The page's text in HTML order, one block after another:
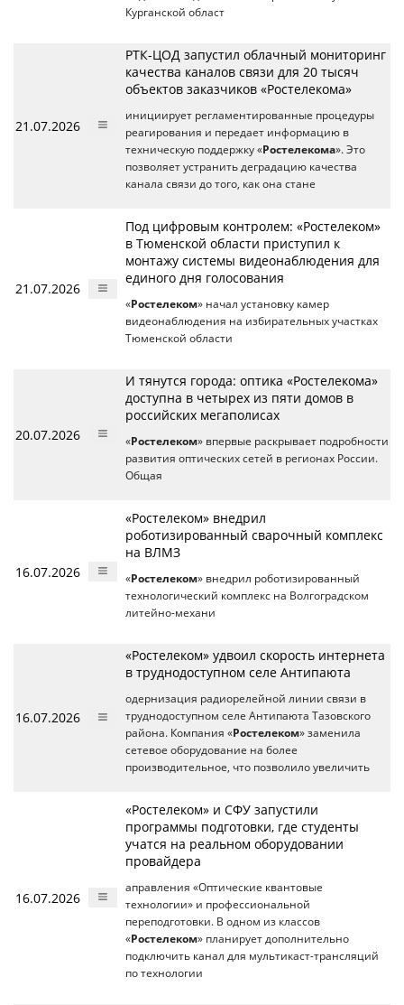
Курганской област
21.07.2026
РТК-ЦОД запустил облачный мониторинг
качества каналов связи для 20 тысяч
объектов заказчиков «Ростелекома»
инициирует регламентированные процедуры
реагирования и передает информацию в
техническую поддержку «Ростелекома». Это
позволяет устранить деградацию качества
канала связи до того, как она стане
21.07.2026
Под цифровым контролем: «Ростелеком»
в Тюменской области приступил к
монтажу системы видеонаблюдения для
единого дня голосования
«Ростелеком» начал установку камер
видеонаблюдения на избирательных участках
Тюменской области
20.07.2026
И тянутся города: оптика «Ростелекома»
доступна в четырех из пяти домов в
российских мегаполисах
«Ростелеком» впервые раскрывает подробности
развития оптических сетей в регионах России.
Общая
16.07.2026
«Ростелеком» внедрил
роботизированный сварочный комплекс
на ВЛМЗ
«Ростелеком» внедрил роботизированный
технологический комплекс на Волгоградском
литейно-механи
16.07.2026
«Ростелеком» удвоил скорость интернета
в труднодоступном селе Антипаюта
одернизация радиорелейной линии связи в
труднодоступном селе Антипаюта Тазовского
района. Компания «Ростелеком» заменила
сетевое оборудование на более
производительное, что позволило увеличить
16.07.2026
«Ростелеком» и СФУ запустили
программы подготовки, где студенты
учатся на реальном оборудовании
провайдера
аправления «Оптические квантовые
технологии» и профессиональной
переподготовки. В одном из классов
«Ростелеком» планирует дополнительно
подключить канал для мультикаст-трансляций
по технологии